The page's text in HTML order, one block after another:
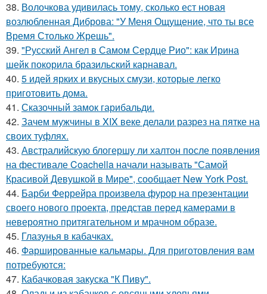
38. Волочкова удивилась тому, сколько ест новая
возлюбленная Диброва: "У Меня Ощущение, что ты все
Время Столько Жрешь".
39. "Русский Ангел в Самом Сердце Рио": как Ирина
шейк покорила бразильский карнавал.
40. 5 идей ярких и вкусных смузи, которые легко
приготовить дома.
41. Сказочный замок гарибальди.
42. Зачем мужчины в XIX веке делали разрез на пятке на
своих туфлях.
43. Австралийскую блогершу ли халтон после появления
на фестивале Coachella начали называть "Самой
Красивой Девушкой в Мире", сообщает New York Post.
44. Барби Феррейра произвела фурор на презентации
своего нового проекта, представ перед камерами в
невероятно притягательном и мрачном образе.
45. Глазунья в кабачках.
46. Фаршированные кальмары. Для приготовления вам
потребуются:
47. Кабачковая закуска "К Пиву".